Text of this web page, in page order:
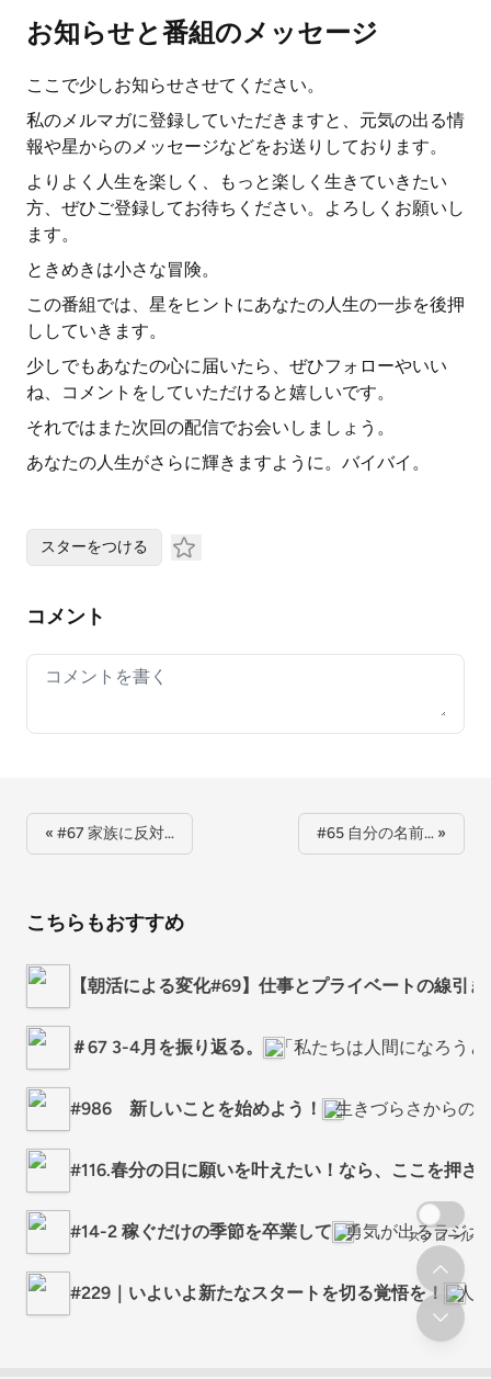
お知らせと番組のメッセージ
ここで少しお知らせさせてください。
私のメルマガに登録していただきますと、元気の出る情
報や星からのメッセージなどをお送りしております。
よりよく人生を楽しく、もっと楽しく生きていきたい
方、ぜひご登録してお待ちください。よろしくお願いし
ます。
ときめきは小さな冒険。
この番組では、星をヒントにあなたの人生の一歩を後押
ししていきます。
少しでもあなたの心に届いたら、ぜひフォローやいい
ね、コメントをしていただけると嬉しいです。
それではまた次回の配信でお会いしましょう。
あなたの人生がさらに輝きますように。バイバイ。
スターをつける
コメント
Your comment
« #67 家族に反対… #65 自分の名前… »
こちらもおすすめ
【朝活による変化#69】仕事とプライベートの線引き
＃67 3-4月を振り返る。 「私たちは人間になろう
#986 新しいことを始めよう！ 生きづらさからの
#116.春分の日に願いを叶えたい！なら、ここを押さ
#14-2 稼ぐだけの季節を卒業して 勇気が出るラジオ
#229｜いよいよ新たなスタートを切る覚悟を！ 人
スクロール